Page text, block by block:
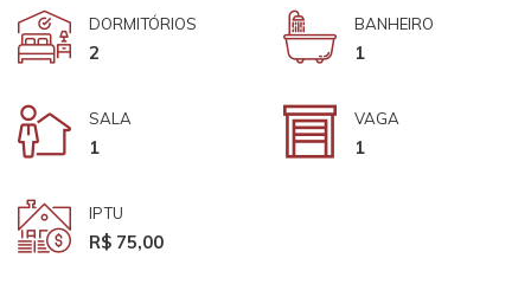
DORMITÓRIOS
2
BANHEIRO
1
SALA
1
VAGA
1
IPTU
R$ 75,00